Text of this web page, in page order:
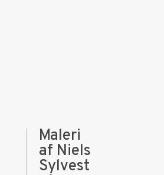
Maleri
af Niels
Sylvest